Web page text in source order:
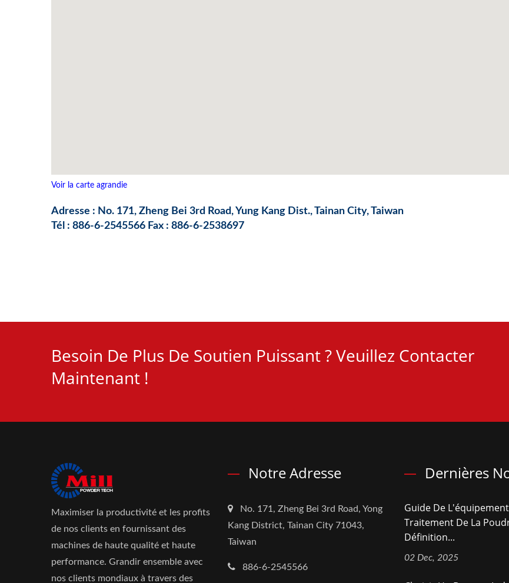
Voir la carte agrandie
Adresse : No. 171, Zheng Bei 3rd Road, Yung Kang Dist., Tainan City, Taiwan
Tél : 886-6-2545566 Fax : 886-6-2538697
Besoin De Plus De Soutien Puissant ? Veuillez Contacter
Maintenant !
Maximiser la productivité et les profits
de nos clients en fournissant des
machines de haute qualité et haute
performance. Grandir ensemble avec
nos clients mondiaux à travers des
Notre Adresse
No. 171, Zheng Bei 3rd Road, Yong
Kang District, Tainan City 71043,
Taiwan
886-6-2545566
Dernières
Guide De
Traitement De La
Définition...
02 Dec, 2025